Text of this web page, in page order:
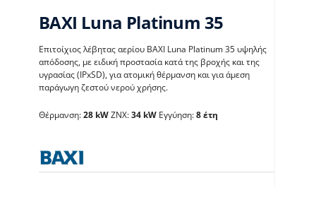
BAXI Luna Platinum 35
Λέβητες με άμεση παραγωγή ΖΝX
BAXI Luna Platinum 35
Επιτοίχιος λέβητας αερίου BAXI Luna Platinum 35 υψηλής
απόδοσης, με ειδική προστασία κατά της βροχής και της
υγρασίας (IPxSD), για ατομική θέρμανση και για άμεση
παράγωγη ζεστού νερού χρήσης.
Θέρμανση:28 kWΖΝΧ:34 kWΕγγύηση:8 έτη